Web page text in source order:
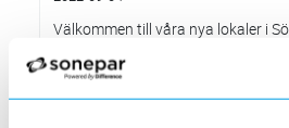
Välkommen till våra nya lokaler i
Den 1 juni har vi ny adress i Södertälje
Förändrade priser 2022-06-30